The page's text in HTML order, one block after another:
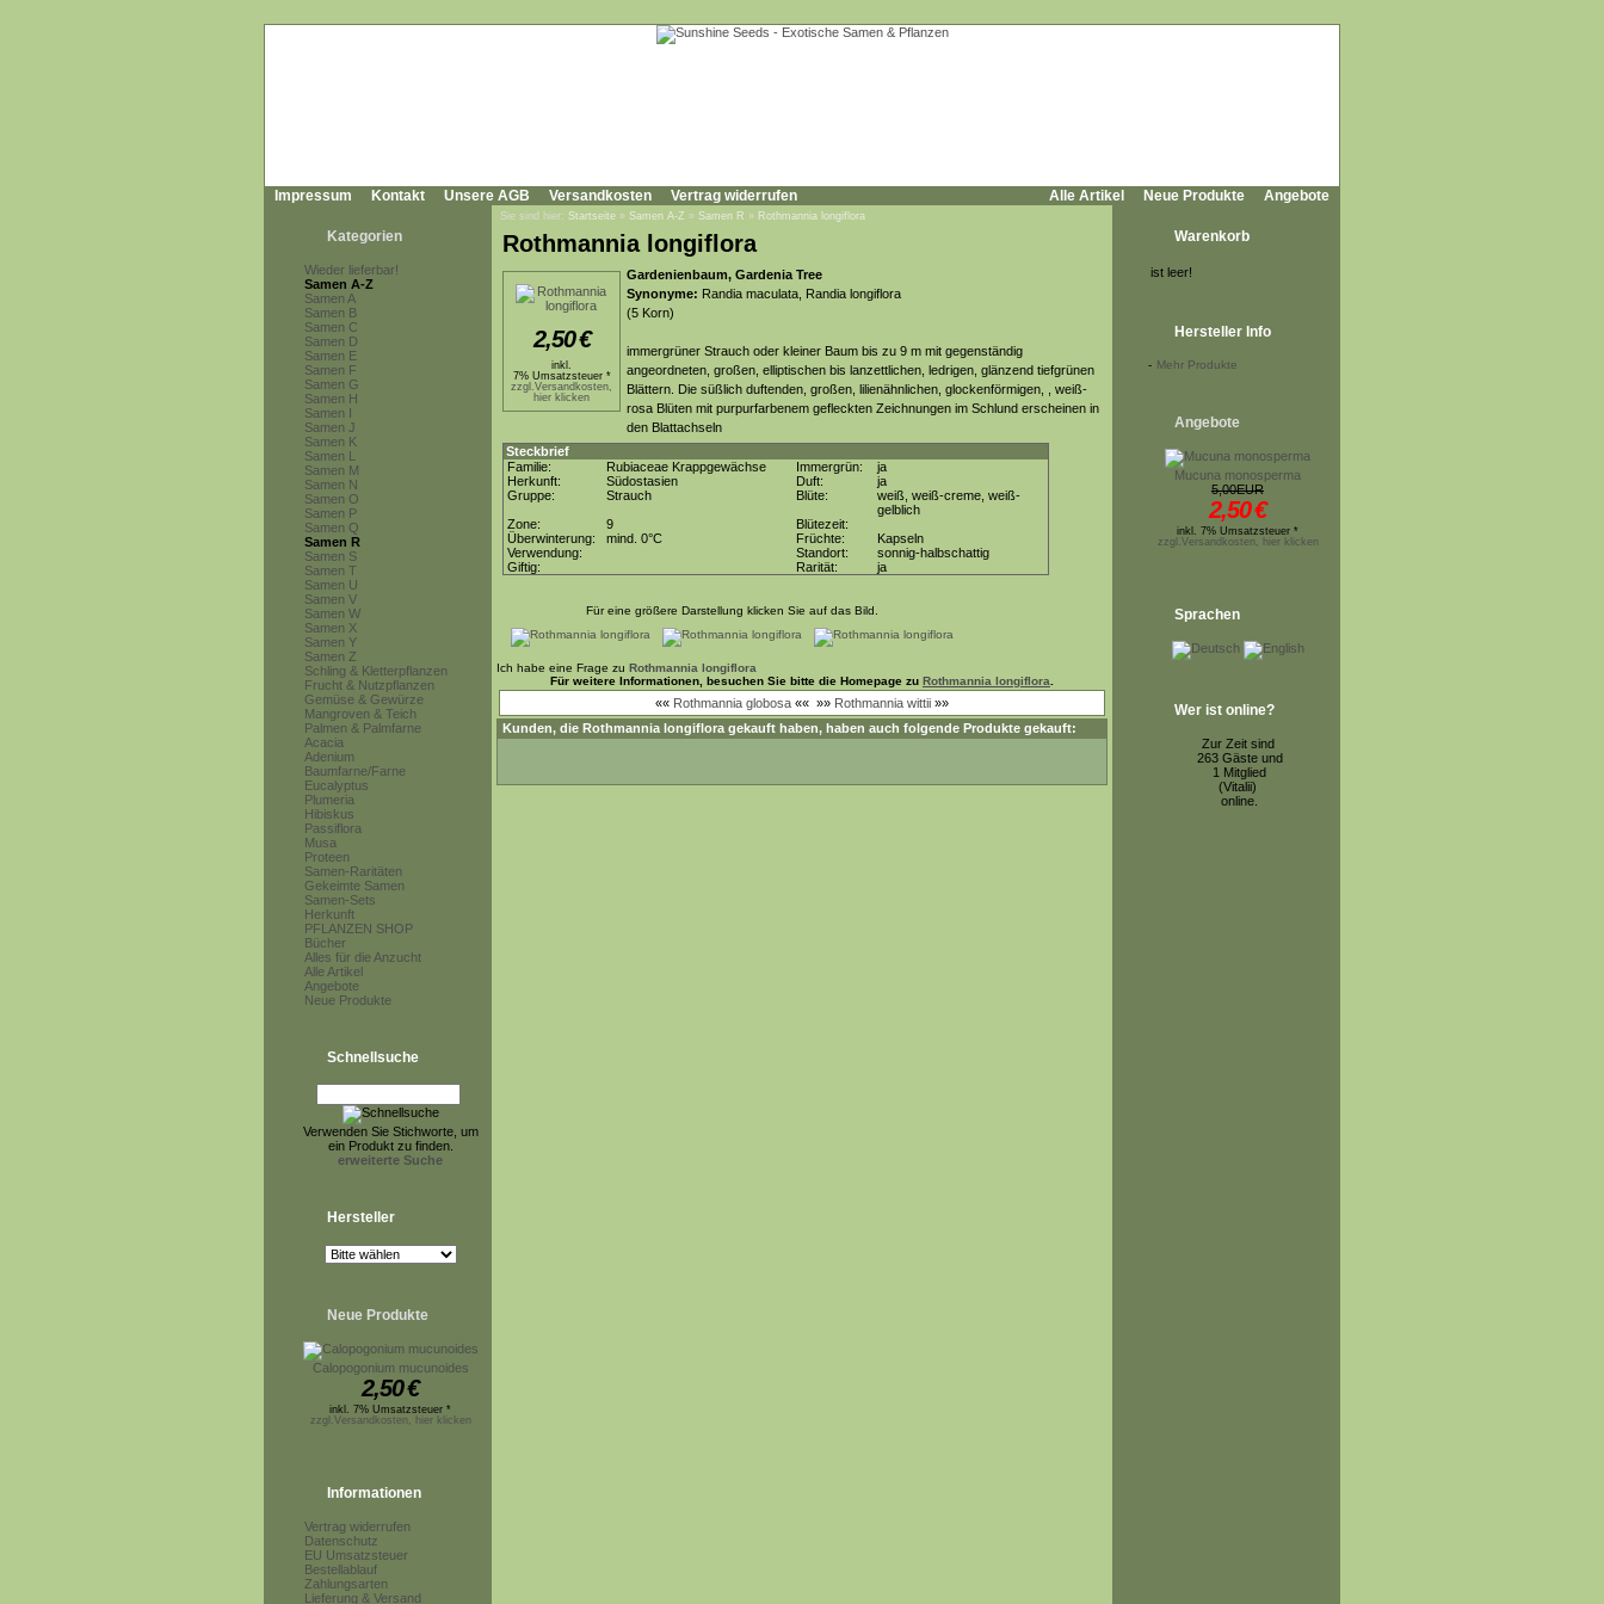
Impressum Kontakt Unsere AGB Versandkosten Vertrag widerrufen Alle Artikel Neue Produkte Angebote
Kategorien
Wieder lieferbar!
Samen A-Z
Samen A
Samen B
Samen C
Samen D
Samen E
Samen F
Samen G
Samen H
Samen I
Samen J
Samen K
Samen L
Samen M
Samen N
Samen O
Samen P
Samen Q
Samen R
Samen S
Samen T
Samen U
Samen V
Samen W
Samen X
Samen Y
Samen Z
Schling & Kletterpflanzen
Frucht & Nutzpflanzen
Gemüse & Gewürze
Mangroven & Teich
Palmen & Palmfarne
Acacia
Adenium
Baumfarne/Farne
Eucalyptus
Plumeria
Hibiskus
Passiflora
Musa
Proteen
Samen-Raritäten
Gekeimte Samen
Samen-Sets
Herkunft
PFLANZEN SHOP
Bücher
Alles für die Anzucht
Alle Artikel
Angebote
Neue Produkte
Schnellsuche
Verwenden Sie Stichworte, um
ein Produkt zu finden.
erweiterte Suche
Hersteller
Neue Produkte
Calopogonium mucunoides
2,50€
inkl. 7% Umsatzsteuer *
zzgl.Versandkosten, hier klicken
Informationen
Vertrag widerrufen
Datenschutz
EU Umsatzsteuer
Bestellablauf
Zahlungsarten
Lieferung & Versand
Sie sind hier: Startseite » Samen A-Z » Samen R » Rothmannia longiflora
Rothmannia longiflora
2,50€
inkl.
7% Umsatzsteuer *
zzgl.Versandkosten,
hier klicken
Gardenienbaum, Gardenia Tree
Synonyme: Randia maculata, Randia longiflora
(5 Korn)
immergrüner Strauch oder kleiner Baum bis zu 9 m mit gegenständig
angeordneten, großen, elliptischen bis lanzettlichen, ledrigen, glänzend tiefgrünen
Blättern. Die süßlich duftenden, großen, lilienähnlichen, glockenförmigen, , weiß-
rosa Blüten mit purpurfarbenem gefleckten Zeichnungen im Schlund erscheinen in
den Blattachseln
Steckbrief
Familie:
Rubiaceae Krappgewächse Immergrün:
ja
Herkunft:
Südostasien Duft:
ja
Gruppe:
Strauch Blüte:
weiß, weiß-creme, weiß-
gelblich
Zone:
9
Blütezeit:
Überwinterung:
mind. 0°C Früchte:
Kapseln
Verwendung:
Standort:
sonnig-halbschattig
Giftig:
Rarität: ja
Für eine größere Darstellung klicken Sie auf das Bild.
Ich habe eine Frage zu Rothmannia longiflora
Für weitere Informationen, besuchen Sie bitte die Homepage zu Rothmannia longiflora
«« Rothmannia globosa «« »» Rothmannia wittii »»
Kunden, die Rothmannia longiflora gekauft haben, haben auch folgende Produkte gekauft:
Warenkorb
ist leer!
Hersteller Info
- Mehr Produkte
Angebote
Mucuna monosperma
5,00EUR
2,50€
inkl. 7% Umsatzsteuer *
zzgl.Versandkosten, hier klicken
Sprachen
Wer ist online?
Zur Zeit sind
263 Gäste und
1 Mitglied
(Vitalii)
online.